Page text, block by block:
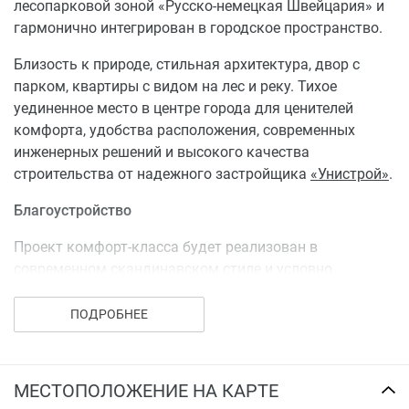
Купить квартиру в ЖК «Уникум на Новаторов» можно
посредством полной оплаты, в рассрочку либо в
ипотеку от банков-партнеров. Действуют акции,
скидки и специальные предложиния от застройщика.
лесопарковой зоной «Русско-немецкая Швейцария» и
гармонично интегрирован в городское пространство.
Близость к природе, стильная архитектура, двор с
парком, квартиры с видом на лес и реку. Тихое
уединенное место в центре города для ценителей
комфорта, удобства расположения, современных
инженерных решений и высокого качества
строительства от надежного застройщика «Унистрой».
Благоустройство
Проект комфорт-класса будет реализован в
спокойного отдыха, прогулок с маленькими детьми и
активную – для любителей спорта и подвижных игр.
ПОДРОБНЕЕ
МЕСТОПОЛОЖЕНИЕ НА КАРТЕ